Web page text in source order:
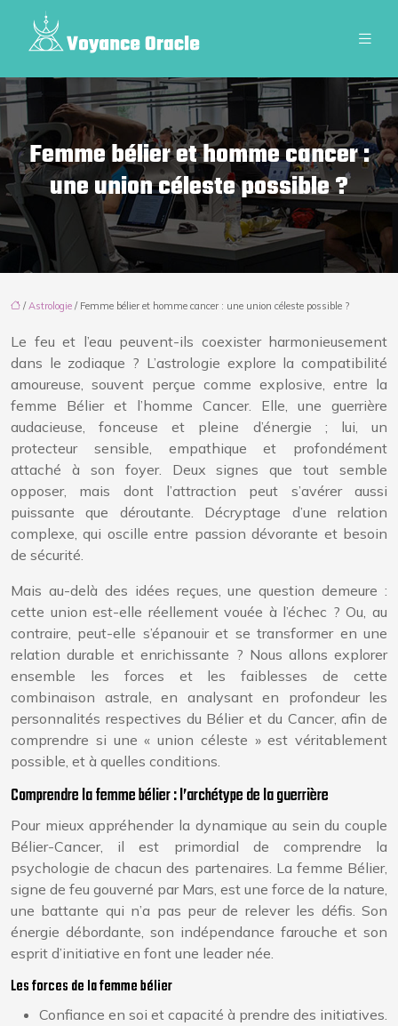
Femme bélier et homme cancer :
une union céleste possible ?
/Astrologie / Femme bélier et homme cancer : une union céleste possible ?
Le feu et l’eau peuvent-ils coexister harmonieusement
dans le zodiaque ? L’astrologie explore la compatibilité
amoureuse, souvent perçue comme explosive, entre la
femme Bélier et l’homme Cancer. Elle, une guerrière
audacieuse, fonceuse et pleine d’énergie ; lui, un
protecteur sensible, empathique et profondément
attaché à son foyer. Deux signes que tout semble
opposer, mais dont l’attraction peut s’avérer aussi
puissante que déroutante. Décryptage d’une relation
complexe, qui oscille entre passion dévorante et besoin
de sécurité.
Mais au-delà des idées reçues, une question demeure :
cette union est-elle réellement vouée à l’échec ? Ou, au
contraire, peut-elle s’épanouir et se transformer en une
relation durable et enrichissante ? Nous allons explorer
ensemble les forces et les faiblesses de cette
combinaison astrale, en analysant en profondeur les
personnalités respectives du Bélier et du Cancer, afin de
comprendre si une « union céleste » est véritablement
possible, et à quelles conditions.
Comprendre la femme bélier : l’archétype de la guerrière
Pour mieux appréhender la dynamique au sein du couple
Bélier-Cancer, il est primordial de comprendre la
psychologie de chacun des partenaires. La femme Bélier,
signe de feu gouverné par Mars, est une force de la nature,
une battante qui n’a pas peur de relever les défis. Son
énergie débordante, son indépendance farouche et son
esprit d’initiative en font une leader née.
Les forces de la femme bélier
Confiance en soi et capacité à prendre des initiatives.